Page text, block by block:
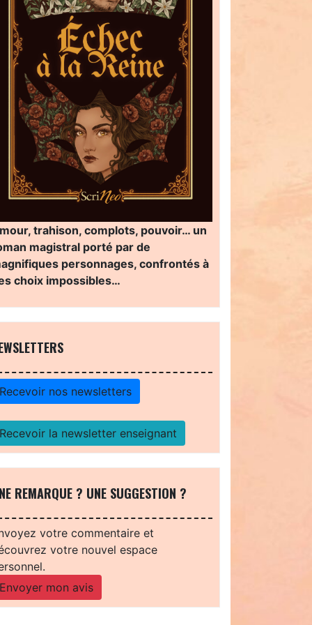
trahison, complots, pouvoir… un
magistral porté par de
personnages, confrontés à
choix impossibles…
Recevoir nos newsletters
Recevoir la newsletter enseignant
REMARQUE ? UNE SUGGESTION ?
votre commentaire et
votre nouvel espace
Envoyer mon avis